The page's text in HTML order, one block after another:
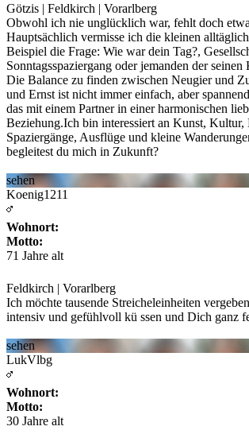
Götzis | Feldkirch | Vorarlberg
Obwohl ich nie unglücklich war, fehlt doch
Hauptsächlich vermisse ich die kleinen
Beispiel die Frage: Wie war dein Tag?,
Sonntagsspaziergang oder jemanden der
Die Balance zu finden zwischen Neugier und
und Ernst ist nicht immer einfach, aber
das mit einem Partner in einer harmonischen
Beziehung.Ich bin interessiert an Kunst, Kultur,
Spaziergänge, Ausflüge und kleine
begleitest du mich in Zukunft?
sehen
Koenig1211
Wohnort:
Motto:
71 Jahre alt
Feldkirch | Vorarlberg
Ich möchte tausende Streicheleinheiten
intensiv und gefühlvoll kü ssen und Dich ganz
sehen
LukVlbg
Wohnort:
Motto:
30 Jahre alt